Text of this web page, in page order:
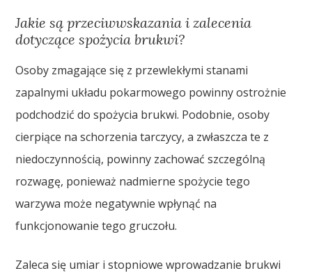
Jakie są przeciwwskazania i zalecenia
dotyczące spożycia brukwi?
Osoby zmagające się z przewlekłymi stanami
zapalnymi układu pokarmowego powinny ostrożnie
podchodzić do spożycia brukwi. Podobnie, osoby
cierpiące na schorzenia tarczycy, a zwłaszcza te z
niedoczynnością, powinny zachować szczególną
rozwagę, ponieważ nadmierne spożycie tego
warzywa może negatywnie wpłynąć na
funkcjonowanie tego gruczołu.
Zaleca się umiar i stopniowe wprowadzanie brukwi